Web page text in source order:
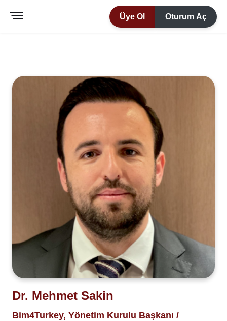
Üye Ol Oturum Aç
Dr. Mehmet Sakin
Bim4Turkey, Yönetim Kurulu Başkanı /